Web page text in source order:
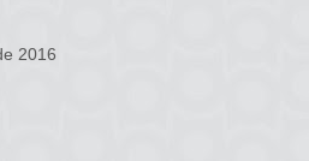
2016